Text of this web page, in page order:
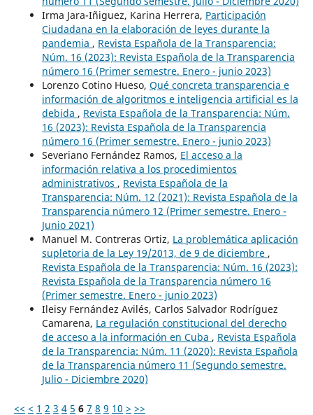
Irma Jara-Iñiguez, Karina Herrera, Participación
Ciudadana en la elaboración de leyes durante la
pandemia , Revista Española de la Transparencia:
Núm. 16 (2023): Revista Española de la Transparencia
número 16 (Primer semestre. Enero - junio 2023)
Lorenzo Cotino Hueso, Qué concreta transparencia e
información de algoritmos e inteligencia artificial es la
debida , Revista Española de la Transparencia: Núm.
16 (2023): Revista Española de la Transparencia
número 16 (Primer semestre. Enero - junio 2023)
Severiano Fernández Ramos, El acceso a la
información relativa a los procedimientos
administrativos , Revista Española de la
Transparencia: Núm. 12 (2021): Revista Española de la
Transparencia número 12 (Primer semestre. Enero -
Junio 2021)
Manuel M. Contreras Ortiz, La problemática aplicación
supletoria de la Ley 19/2013, de 9 de diciembre ,
Revista Española de la Transparencia: Núm. 16 (2023):
Revista Española de la Transparencia número 16
(Primer semestre. Enero - junio 2023)
Ileisy Fernández Avilés, Carlos Salvador Rodríguez
Camarena, La regulación constitucional del derecho
de acceso a la información en Cuba , Revista Española
de la Transparencia: Núm. 11 (2020): Revista Española
de la Transparencia número 11 (Segundo semestre.
Julio - Diciembre 2020)
<< < 1 2 3 4 5 6 7 8 9 10 > >>